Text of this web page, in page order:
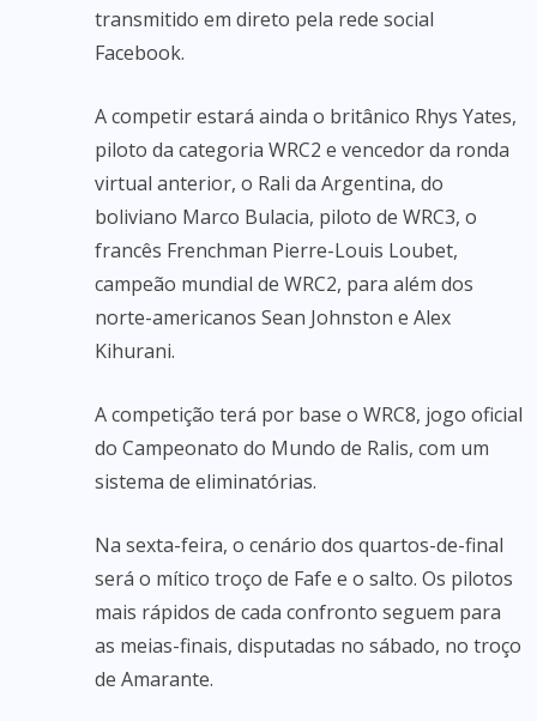
transmitido em direto pela rede social
Facebook.
A competir estará ainda o britânico Rhys Yates,
piloto da categoria WRC2 e vencedor da ronda
virtual anterior, o Rali da Argentina, do
boliviano Marco Bulacia, piloto de WRC3, o
francês Frenchman Pierre-Louis Loubet,
campeão mundial de WRC2, para além dos
norte-americanos Sean Johnston e Alex
Kihurani.
A competição terá por base o WRC8, jogo oficial
do Campeonato do Mundo de Ralis, com um
sistema de eliminatórias.
Na sexta-feira, o cenário dos quartos-de-final
será o mítico troço de Fafe e o salto. Os pilotos
mais rápidos de cada confronto seguem para
as meias-finais, disputadas no sábado, no troço
de Amarante.